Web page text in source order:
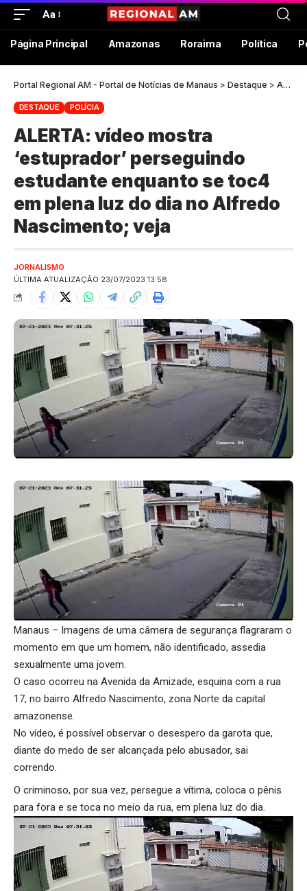
Aa
Página Principal Amazonas Roraima Política
Portal Regional AM - Portal de Notícias de Manaus > Destaque > ALERTA: vídeo mostra ‘estuprador’ perseguindo estudante enquanto se toc4 em plena luz do dia no Alfredo Nascimento; veja
DESTAQUE POLÍCIA
ALERTA: vídeo mostra
‘estuprador’ perseguindo
estudante enquanto se toc4
em plena luz do dia no Alfredo
Nascimento; veja
ÚLTIMA ATUALIZAÇÃO 23/07/2023 13:58
JORNALISMO
Manaus – Imagens de uma câmera de segurança flagraram o
momento em que um homem, não identificado, assedia
sexualmente uma jovem.
O caso ocorreu na Avenida da Amizade, esquina com a rua
17, no bairro Alfredo Nascimento, zona Norte da capital
amazonense.
No vídeo, é possível observar o desespero da garota que,
diante do medo de ser alcançada pelo abusador, sai
correndo.
O criminoso, por sua vez, persegue a vítima, coloca o pênis
para fora e se toca no meio da rua, em plena luz do dia.